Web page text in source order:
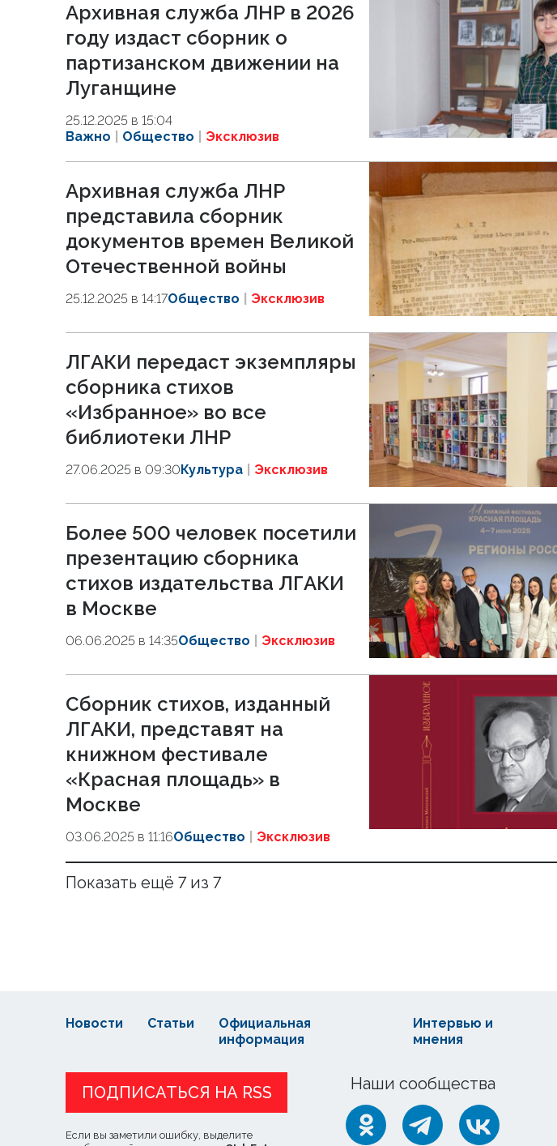
Архивная служба ЛНР в 2026
году издаст сборник о
партизанском движении на
Луганщине
25.12.2025 в 15:04
Важно
Общество Эксклюзив
Архивная служба ЛНР
представила сборник
документов времен Великой
Отечественной войны
25.12.2025 в 14:17Общество Эксклюзив
ЛГАКИ передаст экземпляры
сборника стихов
«Избранное» во все
библиотеки ЛНР
27.06.2025 в 09:30Культура Эксклюзив
Более 500 человек посетили
презентацию сборника
стихов издательства ЛГАКИ
в Москве
06.06.2025 в 14:35Общество Эксклюзив
Сборник стихов, изданный
ЛГАКИ, представят на
книжном фестивале
«Красная площадь» в
Москве
03.06.2025 в 11:16Общество Эксклюзив
Показать ещё 7 из 7
Наши сообщества
ПОДПИСАТЬСЯ НА RSS
Если вы заметили ошибку, выделите
Новости Статьи
Официальная
информация
Интервью и
мнения